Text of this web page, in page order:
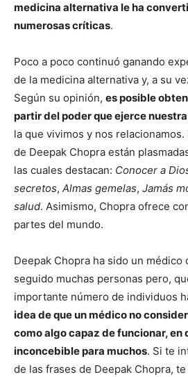
medicina alternativa le ha
numerosas críticas.
Poco a poco continuó ganando
de la medicina alternativa y, a su
Según su opinión, es posible
partir del poder que ejerce
la que vivimos y nos
de Deepak Chopra están
las cuales destacan: Conocer a
secretos, Almas gemelas, Jamás
salud. Asimismo, Chopra ofrece
partes del mundo.
Deepak Chopra ha sido un médico
seguido muchas personas pero,
importante número de individuos
idea de que un médico no
como algo capaz de funcionar, en
inconcebible para muchos. Si te
de las frases de Deepak Chopra,